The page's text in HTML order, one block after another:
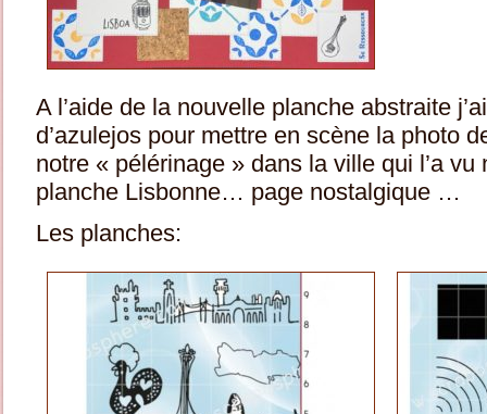
A l’aide de la nouvelle planche abstraite
d’azulejos pour mettre en scène la photo
notre « pélérinage » dans la ville qui l’a
planche Lisbonne… page nostalgique …
Les planches: